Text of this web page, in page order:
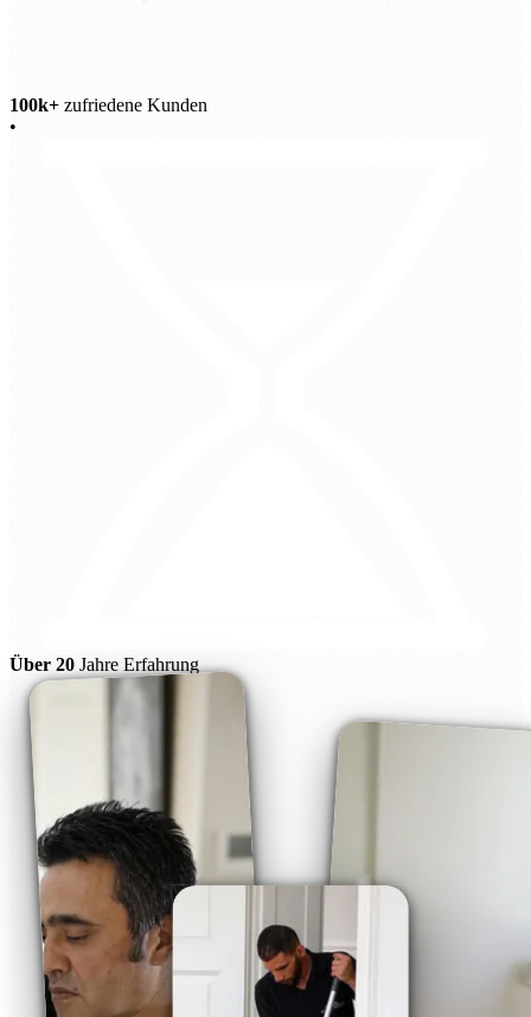
100k+ zufriedene Kunden
•
Über 20 Jahre Erfahrung